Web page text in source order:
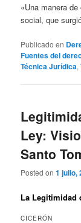
«Una manera
social, que
Publicado en
Fuentes del
Técnica Jurídica,
Ley:
Santo
Posted on1 julio,
La Legitimidad
CICERÓN